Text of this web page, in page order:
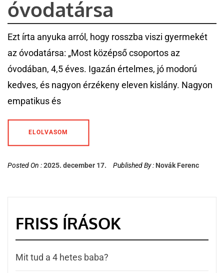
óvodatársa
Ezt írta anyuka arról, hogy rosszba viszi gyermekét
az óvodatársa: „Most középső csoportos az
óvodában, 4,5 éves. Igazán értelmes, jó modorú
kedves, és nagyon érzékeny eleven kislány. Nagyon
empatikus és
ELOLVASOM
Posted On :2025. december 17. Published By : Novák Ferenc
FRISS ÍRÁSOK
Mit tud a 4 hetes baba?